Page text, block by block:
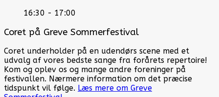
16:30 - 17:00
Coret på Greve Sommerfestival
Coret underholder på en udendørs scene med et
udvalg af vores bedste sange fra forårets repertoire!
Kom og oplev os og mange andre foreninger på
festivallen. Nærmere information om det præcise
tidspunkt vil følge. Læs mere om Greve